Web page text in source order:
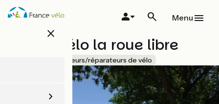
Aller
au
close
Menu
Café - Vélo la roue libre
Loueurs/réparateurs de vélo